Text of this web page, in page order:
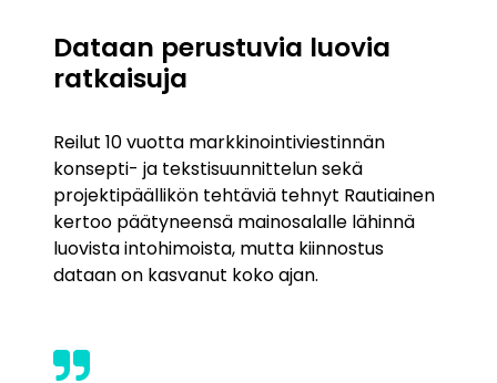
Dataan perustuvia luovia
ratkaisuja
Reilut 10 vuotta markkinointiviestinnän
konsepti- ja tekstisuunnittelun sekä
projektipäällikön tehtäviä tehnyt Rautiainen
kertoo päätyneensä mainosalalle lähinnä
luovista intohimoista, mutta kiinnostus
dataan on kasvanut koko ajan.